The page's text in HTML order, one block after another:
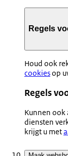
Regels
Houd ook
cookiesop
Regels
Kunnen ook
diensten
krijgt u met